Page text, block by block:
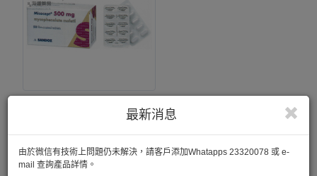
最新消息
由於微信有技術上問題仍未解決，請客戶添加Whatapps 23320078 或 e-
mail 查詢產品詳情。
MICOCEPT TAB 500MG
50粒